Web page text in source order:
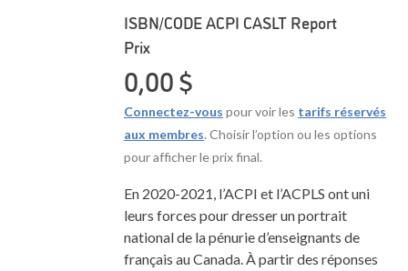
ISBN/CODEACPI CASLT Report
Prix
0,00$
Connectez-vous pour voir les tarifs réservés
aux membres. Choisir l’option ou les options
pour afficher le prix final.
En 2020-2021, l’ACPI et l’ACPLS ont uni
leurs forces pour dresser un portrait
national de la pénurie d’enseignants de
français au Canada. À partir des réponses